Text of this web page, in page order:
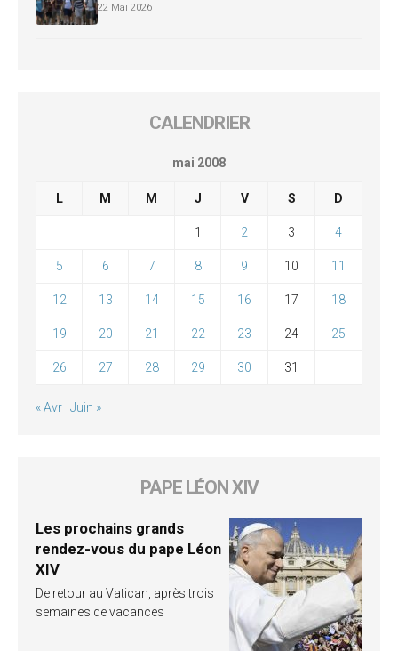
22 Mai 2026
CALENDRIER
mai 2008
L M M J V S D
1 2 3 4
5 6 7 8 9 10 11
12 13 14 15 16 17 18
19 20 21 22 23 24 25
26 27 28 29 30 31
« Avr Juin »
PAPE LÉON XIV
Les prochains grands
rendez-vous du pape Léon
XIV
De retour au Vatican, après trois
semaines de vacances